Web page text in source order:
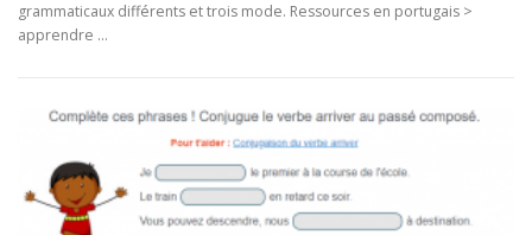
grammaticaux différents et trois mode. Ressources en portugais >
apprendre …